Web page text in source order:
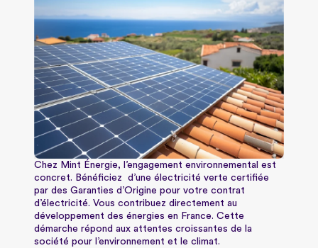
Chez Mint Énergie, l’engagement environnemental est
concret. Bénéficiez d’une électricité verte certifiée
par des Garanties d’Origine pour votre contrat
d’électricité. Vous contribuez directement au
développement des énergies en France. Cette
démarche répond aux attentes croissantes de la
société pour l’environnement et le climat.